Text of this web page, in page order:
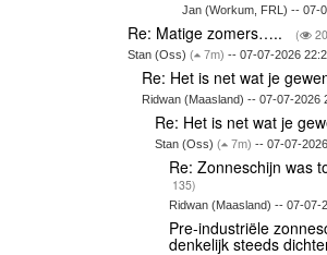
Jan (Workum, FRL) -- 07-
Re: Matige zomers….. (
Stan (Oss)( 7m) -- 07-07-2026
Re: Het is net wat je
Ridwan (Maasland) -- 07-07-2026
Re: Het is net wat je
Stan (Oss)( 7m) -- 07-07-
Re: Zonneschijn was
135)
Ridwan (Maasland) -- 07-07-
Pre-industriële
denkelijk steeds